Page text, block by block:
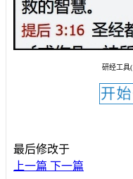
研经工具(
最后修改于
上一篇 下一篇